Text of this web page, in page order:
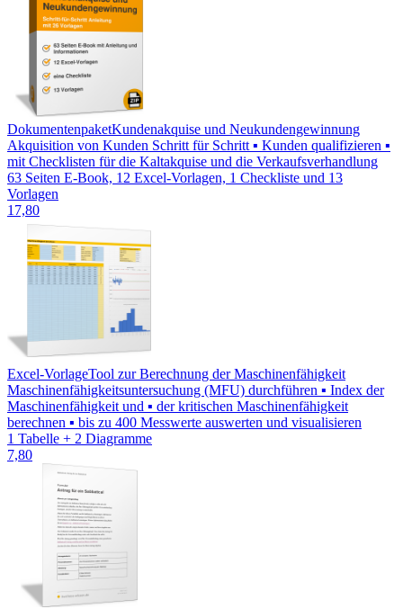
DokumentenpaketKundenakquise und Neukundengewinnung
Akquisition von Kunden Schritt für Schritt ▪ Kunden qualifizieren ▪
mit Checklisten für die Kaltakquise und die Verkaufsverhandlung
63 Seiten E-Book, 12 Excel-Vorlagen, 1 Checkliste und 13
Vorlagen
17,80
Excel-VorlageTool zur Berechnung der Maschinenfähigkeit
Maschinenfähigkeitsuntersuchung (MFU) durchführen ▪ Index der
Maschinenfähigkeit und ▪ der kritischen Maschinenfähigkeit
berechnen ▪ bis zu 400 Messwerte auswerten und visualisieren
1 Tabelle + 2 Diagramme
7,80